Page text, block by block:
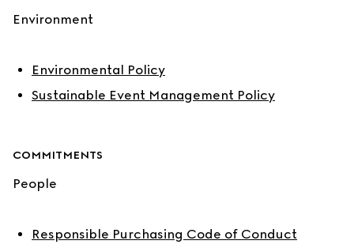
Environment
Environmental Policy
Sustainable Event Management Policy
COMMITMENTS
People
Responsible Purchasing Code of Conduct